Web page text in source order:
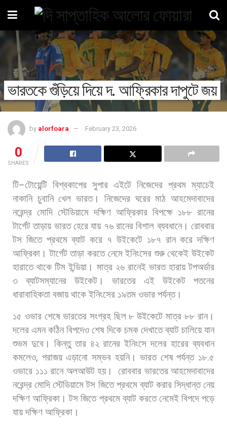
ভারতকে গুঁড়িয়ে দিয়ে দ. আফ্রিকার দাপুটে জয়
by alorfoara February 23, 2026
0
SHARES
টি–টোয়েন্টি বিশ্বকাপের সুপার এইটে নিজেদের প্রথম ম্যাচেই
নাকানি চুবানি খেল ভারত। নিজেদের ঘরের মাঠ আহমেদাবাদের
নরেন্দ্র মোদি স্টেডিয়ামে দক্ষিণ আফ্রিকার বিপক্ষে ১৮৮ রানের
টার্গেট তাড়ায় ভারত হেরে যায় ৭৬ রানের বিশাল ব্যবধানে। রোববার
টস জিতে প্রথমে ব্যাট করে ৭ উইকেটে ১৮৭ রান করে দক্ষিণ
আফ্রিকা। টার্গেট তাড়া করতে নেমে ইনিংসের শুরু থেকেই উইকেট
হারাতে থাকে টিম ইন্ডিয়া। মাত্র ২৬ রানেই ভারত হারায় টপঅর্ডার
৩
ব্যাটসম্যানের উইকেট। ভারতের এই উইকেট
পতনের
ধারাবাহিকতা বজায় থাকে ইনিংসের ১৯তম ওভার পর্যন্ত।
১৫ ওভার শেষে ভারতের সংগ্রহ ছিল ৮ উইকেটে মাত্র ৮৮ রান।
দলের এমন কঠিন বিপদেও শেষ দিকে চমক দেখাতে ব্যাট চালিয়ে যান
শুভম দুবে। কিন্তু তার ৪২ রানের ইনিংসে দলের হারের ব্যবধান
কমলেও, পরাজয় এড়ানো সম্ভব হয়নি। ভারত শেষ পর্যন্ত ১৮.৫
ওভারে ১১১ রানে অলআউট হয়। রোববার ভারতের আহমেদাবাদের
নরেন্দ্র মোদি স্টেডিয়ামে টস জিতে প্রথমে ব্যাট করার সিদ্ধান্ত নেয়
দক্ষিণ আফ্রিকা। টস জিতে প্রথমে ব্যাট করতে নেমেই বিপদে পড়ে
যায় দক্ষিণ আফ্রিকা।